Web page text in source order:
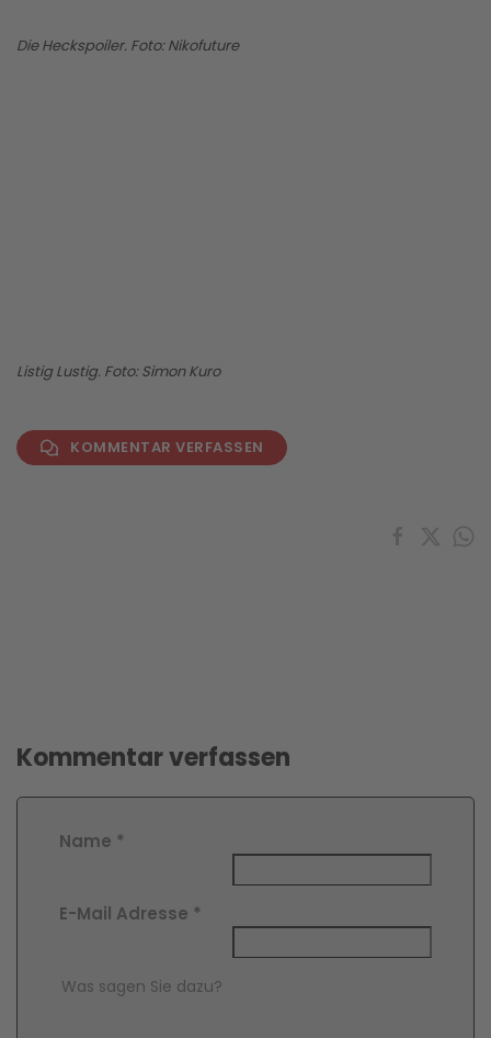
Die Heckspoiler. Foto: Nikofuture
Listig Lustig. Foto: Simon Kuro
KOMMENTAR VERFASSEN
Kommentar verfassen
Name *
E-Mail Adresse *
Comment Text*